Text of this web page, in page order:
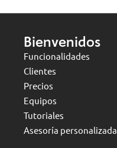
Bienvenidos
Funcionalidades
Clientes
Precios
Equipos
Tutoriales
Asesoría personalizada